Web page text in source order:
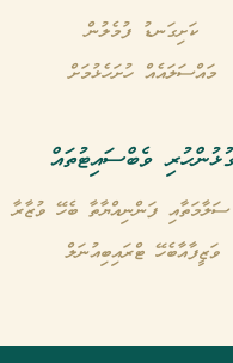
ކަށިގަނޑު ފުމެލުން
މައްސަލައެއް ހުށަހެޅުމަށް
ވެބްސައިޓުތައް
ފަންނިއްޔާތާ ބެހޭ ވުޒާރާ
ވަޒީފާއާބެހޭ ޓްރައިބިއުނަލް